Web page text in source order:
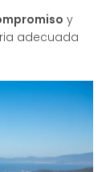
y
adecuada